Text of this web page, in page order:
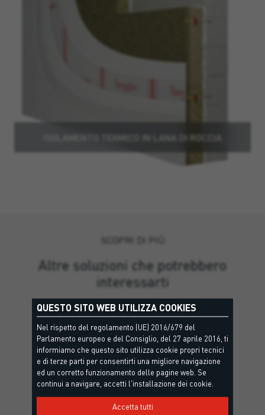
ISOLAMENTO TERMICO IN LANA DI ROCCIA
Altre soluzioni che potrebbero
interessarti
QUESTO SITO WEB UTILIZZA COOKIES
Nel rispetto del regolamento (UE) 2016/679 del
Parlamento europeo e del Consiglio, del 27 aprile 2016, ti
informiamo che questo sito utilizza cookie propri tecnici
e di terze parti per consentirti una migliore navigazione
ed un corretto funzionamento delle pagine web. Se
continui a navigare, accetti l'installazione dei cookie.
Accetta tutti